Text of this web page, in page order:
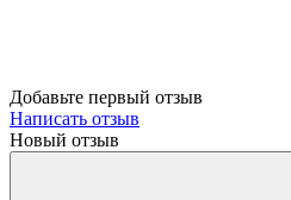
Добавьте первый отзыв
Написать отзыв
Новый отзыв